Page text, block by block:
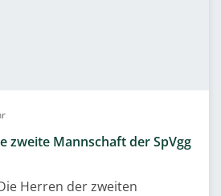
zweite Mannschaft der SpVgg
Herren der zweiten